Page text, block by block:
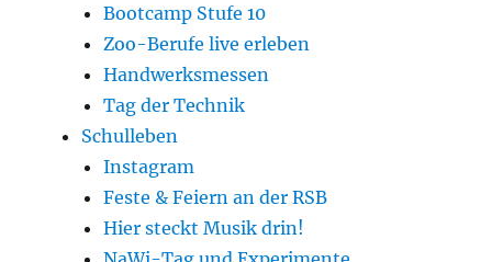
Bootcamp Stufe 10
Zoo-Berufe live erleben
Handwerksmessen
Tag der Technik
Schulleben
Instagram
Feste & Feiern an der RSB
Hier steckt Musik drin!